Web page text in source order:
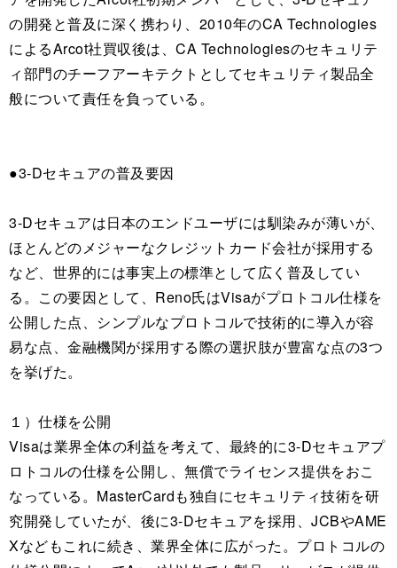
の開発と普及に深く携わり、2010年のCA Technologies
によるArcot社買収後は、CA Technologiesのセキュリテ
ィ部門のチーフアーキテクトとしてセキュリティ製品全
般について責任を負っている。
●3-Dセキュアの普及要因
3-Dセキュアは日本のエンドユーザには馴染みが薄いが、
ほとんどのメジャーなクレジットカード会社が採用する
など、世界的には事実上の標準として広く普及してい
る。この要因として、Reno氏はVisaがプロトコル仕様を
公開した点、シンプルなプロトコルで技術的に導入が容
易な点、金融機関が採用する際の選択肢が豊富な点の3つ
を挙げた。
１）仕様を公開
Visaは業界全体の利益を考えて、最終的に3-Dセキュアプ
ロトコルの仕様を公開し、無償でライセンス提供をおこ
なっている。MasterCardも独自にセキュリティ技術を研
究開発していたが、後に3-Dセキュアを採用、JCBやAME
Xなどもこれに続き、業界全体に広がった。プロトコルの